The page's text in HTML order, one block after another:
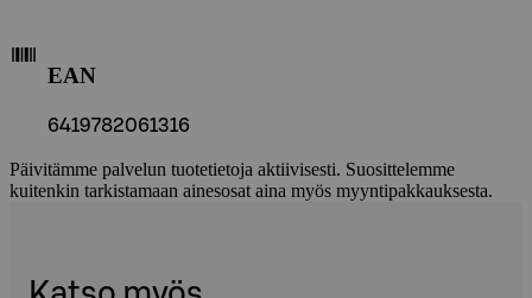
EAN
6419782061316
Päivitämme palvelun tuotetietoja aktiivisesti. Suosittelemme
kuitenkin tarkistamaan ainesosat aina myös myyntipakkauksesta.